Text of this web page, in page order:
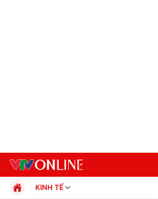
KINH TẾ